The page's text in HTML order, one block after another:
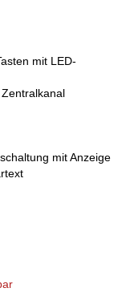
mit LED-
mit Anzeige